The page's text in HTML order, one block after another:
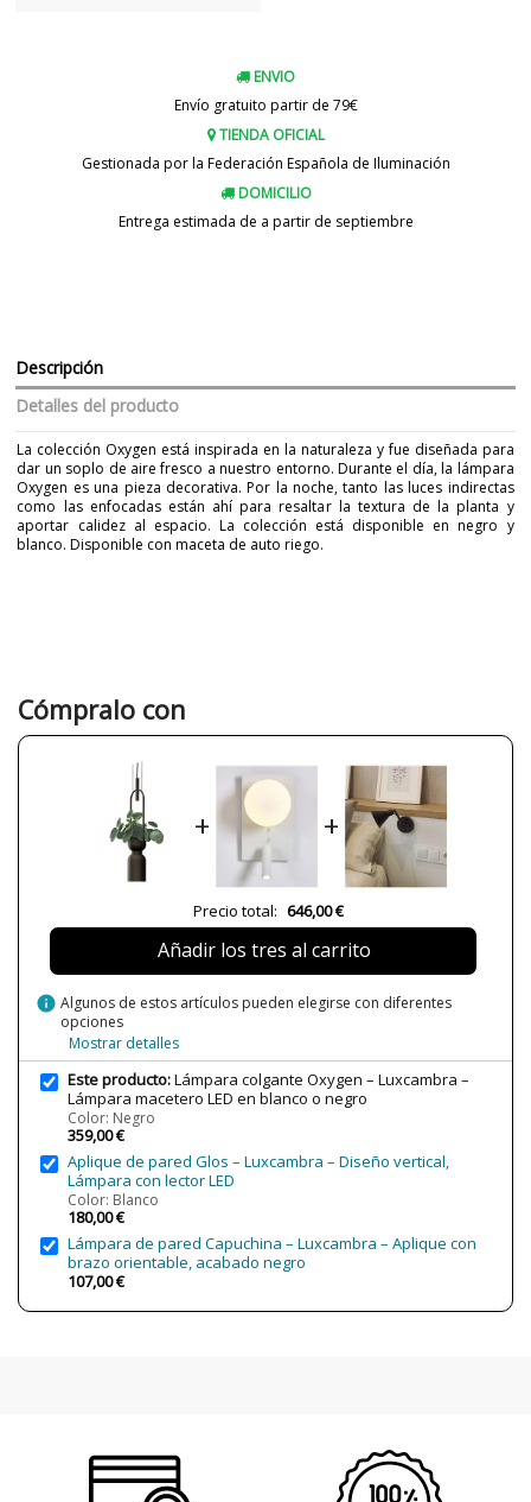
ENVIO
Envío gratuito partir de 79€
TIENDA OFICIAL
Gestionada por la Federación Española de Iluminación
DOMICILIO
Entrega estimada de a partir de septiembre
Descripción
Detalles del producto
La colección Oxygen está inspirada en la naturaleza y fue diseñada para
dar un soplo de aire fresco a nuestro entorno. Durante el día, la lámpara
Oxygen es una pieza decorativa. Por la noche, tanto las luces indirectas
como las enfocadas están ahí para resaltar la textura de la planta y
aportar calidez al espacio. La colección está disponible en negro y
blanco. Disponible con maceta de auto riego.
Alto (cm)
95 cm
18.5 cm
Plazo de Envío
a partir de septiembre
230V
LED
Lumens (LED)
150 lm
Potencia en Vatios
3W
Temperatura de Color
3000K (luz cálida-neutra)
Bombilla Incluida?
Clase
Clase I
Certificados
Interior
Tipo de Lámpara
Cómpralo con
+ +
Precio total: 646,00 €
Añadir los tres al carrito
info Algunos de estos artículos pueden elegirse con diferentes
opciones
Mostrar detalles
Este producto:Lámpara colgante Oxygen – Luxcambra –
Lámpara macetero LED en blanco o negro
Color: Negro
359,00 €
Aplique de pared Glos – Luxcambra – Diseño vertical,
Lámpara con lector LED
Color: Blanco
180,00 €
Lámpara de pared Capuchina – Luxcambra – Aplique con
brazo orientable, acabado negro
107,00 €